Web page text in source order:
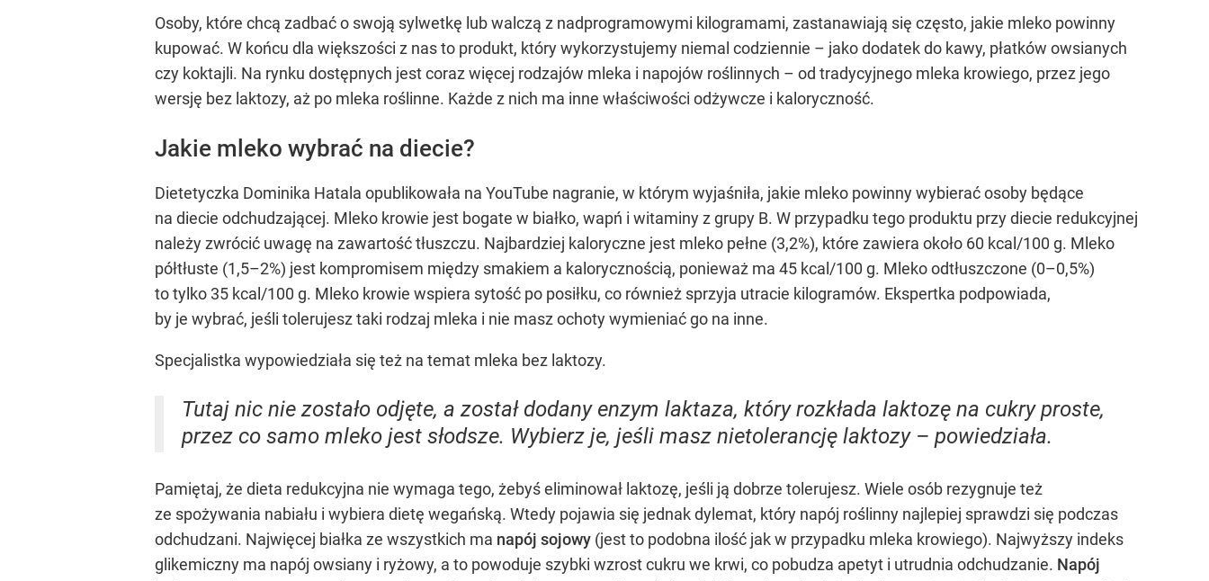
Osoby, które chcą zadbać o swoją sylwetkę lub walczą z nadprogramowymi kilogramami, zastanawiają się często, jakie mleko powinny
kupować. W końcu dla większości z nas to produkt, który wykorzystujemy niemal codziennie – jako dodatek do kawy, płatków owsianych
czy koktajli. Na rynku dostępnych jest coraz więcej rodzajów mleka i napojów roślinnych – od tradycyjnego mleka krowiego, przez jego
wersję bez laktozy, aż po mleka roślinne. Każde z nich ma inne właściwości odżywcze i kaloryczność.
Jakie mleko wybrać na diecie?
Dietetyczka Dominika Hatala opublikowała na YouTube nagranie, w którym wyjaśniła, jakie mleko powinny wybierać osoby będące
na diecie odchudzającej. Mleko krowie jest bogate w białko, wapń i witaminy z grupy B. W przypadku tego produktu przy diecie redukcyjnej
należy zwrócić uwagę na zawartość tłuszczu. Najbardziej kaloryczne jest mleko pełne (3,2%), które zawiera około 60 kcal/100 g. Mleko
półtłuste (1,5–2%) jest kompromisem między smakiem a kalorycznością, ponieważ ma 45 kcal/100 g. Mleko odtłuszczone (0–0,5%)
to tylko 35 kcal/100 g. Mleko krowie wspiera sytość po posiłku, co również sprzyja utracie kilogramów. Ekspertka podpowiada,
by je wybrać, jeśli tolerujesz taki rodzaj mleka i nie masz ochoty wymieniać go na inne.
Specjalistka wypowiedziała się też na temat mleka bez laktozy.
Tutaj nic nie zostało odjęte, a został dodany enzym laktaza, który rozkłada laktozę na cukry proste,
przez co samo mleko jest słodsze. Wybierz je, jeśli masz nietolerancję laktozy – powiedziała.
Pamiętaj, że dieta redukcyjna nie wymaga tego, żebyś eliminował laktozę, jeśli ją dobrze tolerujesz. Wiele osób rezygnuje też
ze spożywania nabiału i wybiera dietę wegańską. Wtedy pojawia się jednak dylemat, który napój roślinny najlepiej sprawdzi się podczas
odchudzani. Najwięcej białka ze wszystkich ma napój sojowy (jest to podobna ilość jak w przypadku mleka krowiego). Najwyższy indeks
glikemiczny ma napój owsiany i ryżowy, a to powoduje szybki wzrost cukru we krwi, co pobudza apetyt i utrudnia odchudzanie. Napój